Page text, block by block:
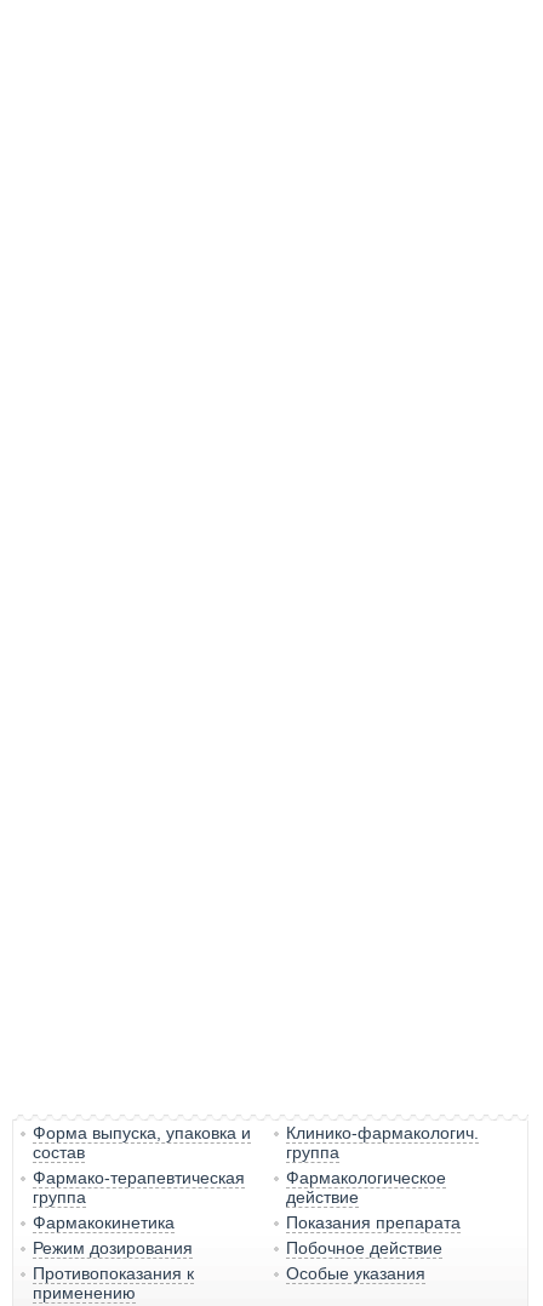
Форма выпуска, упаковка и
состав
Клинико-фармакологич.
группа
Фармако-терапевтическая
группа
Фармакологическое
действие
Фармакокинетика
Показания препарата
Режим дозирования
Побочное действие
Противопоказания к
применению
Особые указания